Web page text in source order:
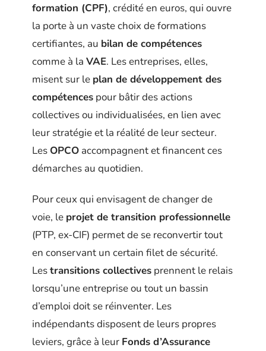
formation (CPF), crédité en euros, qui ouvre
la porte à un vaste choix de formations
certifiantes, au bilan de compétences
comme à la VAE. Les entreprises, elles,
misent sur le plan de développement des
compétences pour bâtir des actions
collectives ou individualisées, en lien avec
leur stratégie et la réalité de leur secteur.
Les OPCO accompagnent et financent ces
démarches au quotidien.
Pour ceux qui envisagent de changer de
voie, le projet de transition professionnelle
(PTP, ex-CIF) permet de se reconvertir tout
en conservant un certain filet de sécurité.
Lestransitions collectives prennent le relais
lorsqu’une entreprise ou tout un bassin
d’emploi doit se réinventer. Les
indépendants disposent de leurs propres
leviers, grâce à leur Fonds d’Assurance